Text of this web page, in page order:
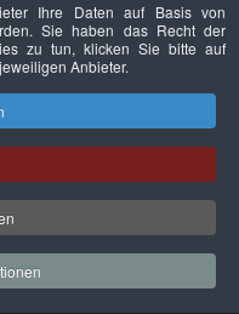
Nachhaltigkeit
Deutscher
e.V..
Ihre Daten auf Basis von
Sie haben das Recht der
zu tun, klicken Sie bitte auf
Anbieter.